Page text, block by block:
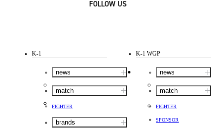
FOLLOW US
K-1
news
match
FIGHTER
brands
K-1 WGP
news
match
FIGHTER
SPONSOR